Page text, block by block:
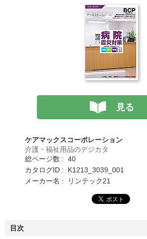
見る
ケアマックスコーポレーション
介護・福祉用品のデジカタ
総ページ数 : 40
カタログID : K1213_3039_001
メーカー名 : リンテック21
目次